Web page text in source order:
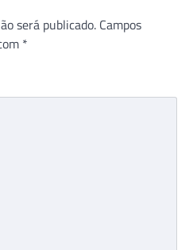
será publicado. Campos
*